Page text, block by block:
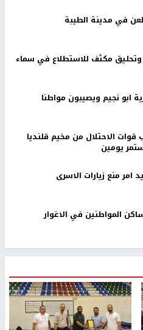
وتحليق مكثف للاستطلاع في سماء
ابو نجيم ويصيبون مواطنا
الاحتلال من مخيم قلنديا
يومين
امر منع زيارات الاسرى
المواطنين في الاغوار